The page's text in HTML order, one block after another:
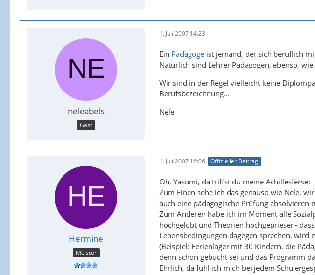
neleabels
Gast
1. Juli 2007 14:23
Ein Pädagoge ist jemand, der sich beruflich
Natürlich sind Lehrer Pädagogen, ebenso,
Wir sind in der Regel vielleicht keine
Berufsbezeichnung...
Nele
Hermine
Meister
1. Juli 2007 16:06 Offizieller Beitrag
Oh, Yasumi, da triffst du meine Achillesferse:
Zum Einen sehe ich das genauso wie Nele,
auch eine pädagogische Prüfung
Zum Anderen habe ich im Moment alle
hochgelobt und Theorien hochgepriesen-
Lebensbedingungen dagegen sprechen, wird
(Beispiel: Ferienlager mit 30 Kindern, die
denn schon gebucht sei und das Programm
Ehrlich, da fühl ich mich bei jedem